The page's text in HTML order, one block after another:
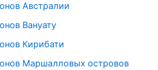
Австралии
Вануату
Кирибати
Маршалловых островов